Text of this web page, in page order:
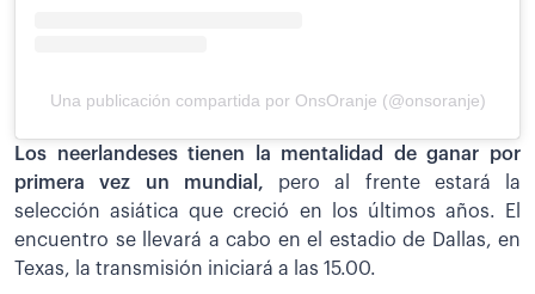
Una publicación compartida por OnsOranje (@onsoranje)
Los neerlandeses tienen la mentalidad de ganar por
primera vez un mundial, pero al frente estará la
selección asiática que creció en los últimos años. El
encuentro se llevará a cabo en el estadio de Dallas, en
Texas, la transmisión iniciará a las 15.00.